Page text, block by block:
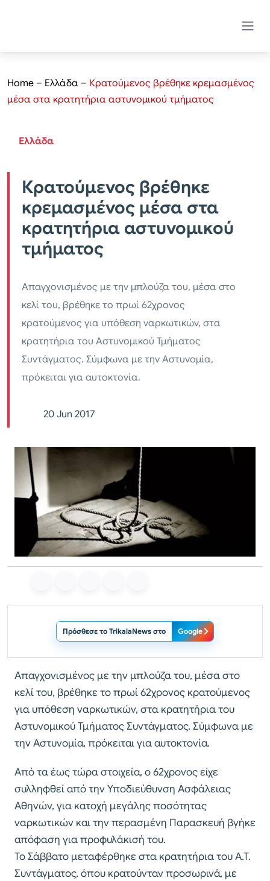
Home – Ελλάδα – ​Κρατούμενος βρέθηκε κρεμασμένος
μέσα στα κρατητήρια αστυνομικού τμήματος
Ελλάδα
​Κρατούμενος βρέθηκε
κρεμασμένος μέσα στα
κρατητήρια αστυνομικού
τμήματος
Απαγχονισμένος με την μπλούζα του, μέσα στο
κελί του, βρέθηκε το πρωί 62χρονος
κρατούμενος για υπόθεση ναρκωτικών, στα
κρατητήρια του Αστυνομικού Τμήματος
Συντάγματος. Σύμφωνα με την Αστυνομία,
πρόκειται για αυτοκτονία.
20 Jun 2017
Πρόσθεσε το TrikalaNews στο Google
Απαγχονισμένος με την μπλούζα του, μέσα στο
κελί του, βρέθηκε το πρωί 62χρονος κρατούμενος
για υπόθεση ναρκωτικών, στα κρατητήρια του
Αστυνομικού Τμήματος Συντάγματος. Σύμφωνα με
την Αστυνομία, πρόκειται για αυτοκτονία.
Από τα έως τώρα στοιχεία, ο 62χρονος είχε
συλληφθεί από την Υποδιεύθυνση Ασφάλειας
Αθηνών, για κατοχή μεγάλης ποσότητας
ναρκωτικών και την περασμένη Παρασκευή βγήκε
απόφαση για προφυλάκισή του.
Το Σάββατο μεταφέρθηκε στα κρατητήρια του Α.Τ.
Συντάγματος, όπου κρατούνταν προσωρινά, με